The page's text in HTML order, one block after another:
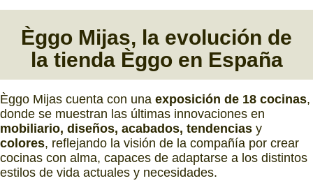
Èggo Mijas, la evolución de
la tienda Èggo en España
Èggo Mijas cuenta con una exposición de 18 cocinas,
donde se muestran las últimas innovaciones en
mobiliario, diseños, acabados, tendencias y
colores, reflejando la visión de la compañía por crear
cocinas con alma, capaces de adaptarse a los distintos
estilos de vida actuales y necesidades.